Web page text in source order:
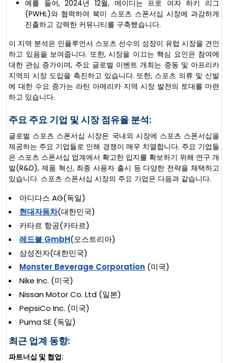
예를 들어, 2024년 12월, 메이디는 프로 여자 하키 리그
(PWHL)와 협력하여 북미 스포츠 스폰서십 시장에 과감하게
진출하고 강력한 커뮤니티를 구축했습니다.
이 지역 분석은 인플루언서 스포츠 선수의 성장이 유럽 시장을 견인
하고 있음을 보여줍니다. 또한, 시장을 이끄는 핵심 요인은 참여에
대한 관심 증가이며, 주요 글로벌 이벤트 개최는 중동 및 아프리카
지역의 시장 도입을 촉진하고 있습니다. 또한, 스포츠 의류 및 신발
에 대한 수요 증가는 라틴 아메리카 지역 시장 발전의 토대를 마련
하고 있습니다.
주요 주요 기업 및 시장 점유율 분석:
글로벌 스포츠 스폰서십 시장은 국내외 시장에 스포츠 스폰서십을
제공하는 주요 기업들로 인해 경쟁이 매우 치열합니다. 주요 기업들
은 스포츠 스폰서십 업계에서 확고한 입지를 확보하기 위해 연구 개
발(R&D), 제품 혁신, 최종 사용자 출시 등 다양한 전략을 채택하고
있습니다. 스포츠 스폰서십 시장의 주요 기업은 다음과 같습니다.
아디다스 AG(독일)
현대자동차(대한민국)
카타르 항공(카타르)
레드불 GmbH(오스트리아)
삼성전자(대한민국)
Monster Beverage Corporation (미국)
Nike Inc. (미국)
Nissan Motor Co. Ltd (일본)
PepsiCo Inc. (미국)
Puma SE (독일)
최근 업계 동향:
파트너십 및 협업: